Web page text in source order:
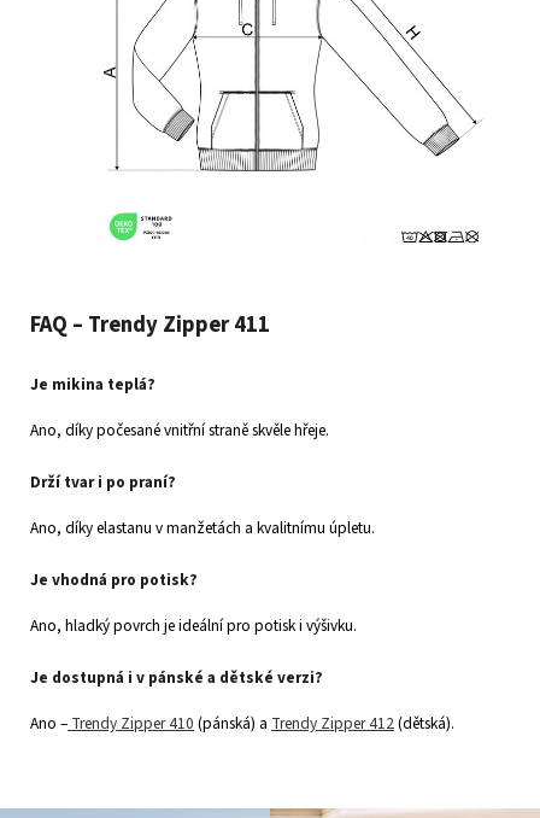
FAQ – Trendy Zipper 411
Je mikina teplá?
Ano, díky počesané vnitřní straně skvěle hřeje.
Drží tvar i po praní?
Ano, díky elastanu v manžetách a kvalitnímu úpletu.
Je vhodná pro potisk?
Ano, hladký povrch je ideální pro potisk i výšivku.
Je dostupná i v pánské a dětské verzi?
Ano – Trendy Zipper 410 (pánská) a Trendy Zipper 412(dětská).